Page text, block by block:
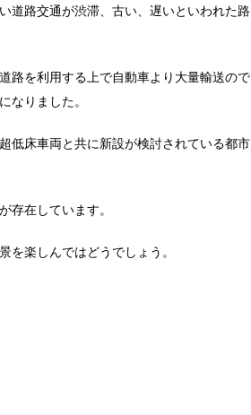
道路交通が渋滞、古い、遅いといわれた路
路を利用する上で自動車より大量輸送ので
なりました。
低床車両と共に新設が検討されている都市
存在しています。
を楽しんではどうでしょう。